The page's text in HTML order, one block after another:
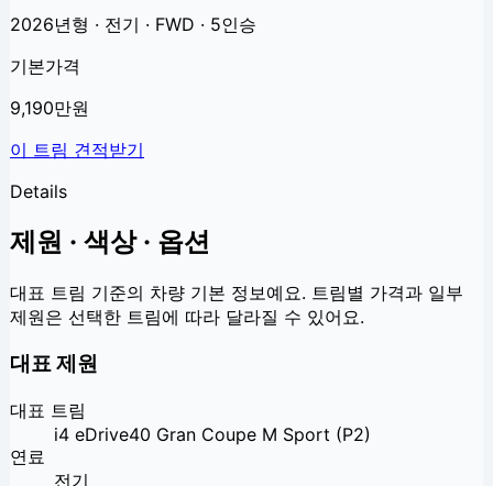
2026년형 · 전기 · FWD · 5인승
기본가격
9,190만원
이 트림 견적받기
Details
제원 · 색상 · 옵션
대표 트림 기준의 차량 기본 정보예요. 트림별 가격과 일부
제원은 선택한 트림에 따라 달라질 수 있어요.
대표 제원
대표 트림
i4 eDrive40 Gran Coupe M Sport (P2)
연료
전기